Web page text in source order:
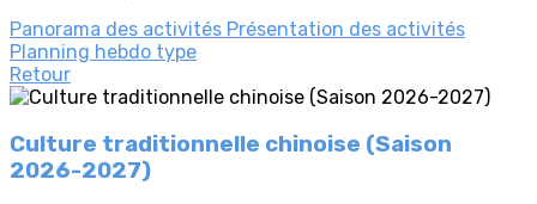
Panorama des activités Présentation des activités
Planning hebdo type
Retour
Culture traditionnelle chinoise (Saison
2026-2027)